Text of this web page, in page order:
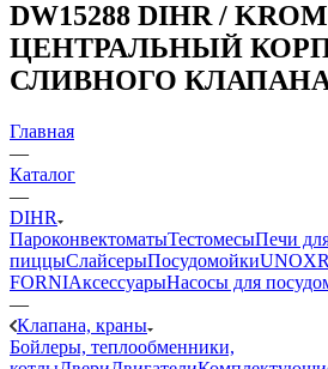
DW15288 DIHR /
ЦЕНТРАЛЬНЫЙ
СЛИВНОГО
Главная
—
Каталог
—
DIHR
ПароконвектоматыТестомесыПечи
пиццыСлайсерыПосудомойкиUNOX
FORNIАксессуарыНасосы для
—
Клапана, краны
Бойлеры, теплообменники,